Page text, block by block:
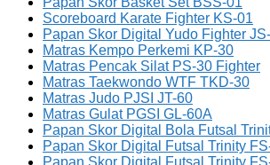
Scoreboard Karate Fighter KS-01
Papan Skor Digital Yudo Fighter
Matras Kempo Perkemi KP-30
Matras Pencak Silat PS-30 Fighter
Matras Taekwondo WTF TKD-30
Matras Judo PJSI JT-60
Matras Gulat PGSI GL-60A
Papan Skor Digital Bola Futsal
Papan Skor Digital Futsal Trinity
Papan Skor Digital Futsal Trinity